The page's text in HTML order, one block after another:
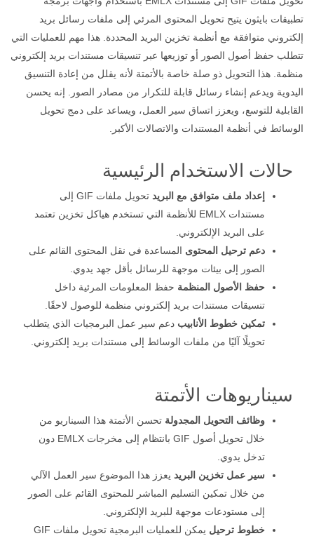
تطبيقات بايثون يتيح تحويل المحتوى المرئي إلى ملفات رسائل بريد
إلكتروني متوافقة مع أنظمة تخزين البريد المحددة. هذا مهم للعمليات التي
تتطلب حفظ أصول الصور أو توزيعها عبر تنسيقات مستندات بريد إلكتروني
منظمة. هذا التحويل ذو صلة خاصة بالأتمتة لأنه يقلل من إعادة التنسيق
اليدوية ويدعم إنشاء رسائل قابلة للتكرار من مصادر الصور. إنه يحسن
القابلية للتوسع، ويعزز اتساق سير العمل، ويساعد على دمج تحويل
الوسائط في أنظمة المستندات والاتصالات الأكبر.
حالات الاستخدام الرئيسية
إعداد ملف متوافق مع البريد
تحويل ملفات GIF إلى
مستندات EMLX للأنظمة التي تستخدم هياكل تخزين تعتمد
على البريد الإلكتروني.
دعم ترحيل المحتوى المساعدة في نقل المحتوى القائم على
الصور إلى بيئات موجهة للرسائل بأقل جهد يدوي.
حفظ الأصول المنظمة حفظ المعلومات المرئية داخل
تنسيقات مستندات بريد إلكتروني منظمة للوصول لاحقًا.
تمكين خطوط الأنابيب دعم سير عمل البرمجيات الذي يتطلب
تحويلًا آليًا من ملفات الوسائط إلى مستندات بريد إلكتروني.
سيناريوهات الأتمتة
وظائف التحويل المجدولة تحسن الأتمتة هذا السيناريو من
خلال تحويل أصول GIF بانتظام إلى مخرجات EMLX دون
تدخل يدوي.
سير عمل تخزين البريد يعزز هذا الموضوع سير العمل الآلي
من خلال تمكين التسليم المباشر للمحتوى القائم على الصور
إلى مستودعات موجهة للبريد الإلكتروني.
خطوط ترحيل
يمكن للعمليات البرمجية تحويل ملفات GIF